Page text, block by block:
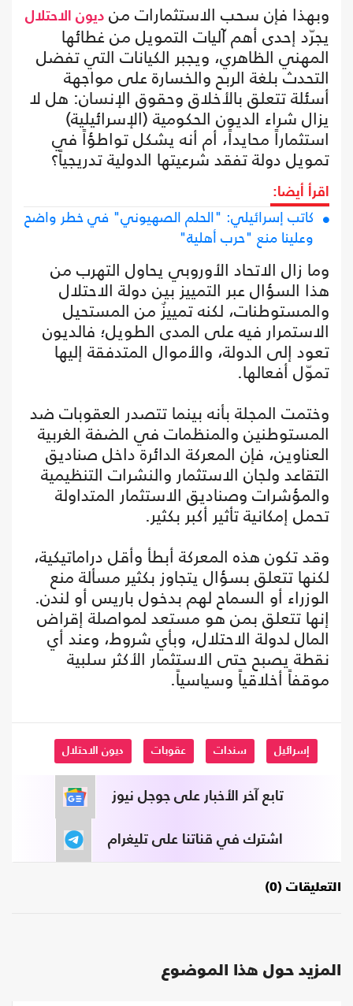
وبهذا فإن سحب الاستثمارات من ديون الاحتلال
يجرّد إحدى أهم آليات التمويل من غطائها
المهني الظاهري، ويجبر الكيانات التي تفضل
التحدث بلغة الربح والخسارة على مواجهة
أسئلة تتعلق بالأخلاق وحقوق الإنسان: هل لا
يزال شراء الديون الحكومية (الإسرائيلية)
استثماراً محايداً، أم أنه يشكل تواطؤاً في
تمويل دولة تفقد شرعيتها الدولية تدريجياً؟
اقرأ أيضا:
كاتب إسرائيلي: "الحلم الصهيوني" في خطر واضح
وعلينا منع "حرب أهلية"
وما زال الاتحاد الأوروبي يحاول التهرب من
هذا السؤال عبر التمييز بين دولة الاحتلال
والمستوطنات، لكنه تمييزٌ من المستحيل
الاستمرار فيه على المدى الطويل؛ فالديون
تعود إلى الدولة، والأموال المتدفقة إليها
تموّل أفعالها.
وختمت المجلة بأنه بينما تتصدر العقوبات ضد
المستوطنين والمنظمات في الضفة الغربية
العناوين، فإن المعركة الدائرة داخل صناديق
التقاعد ولجان الاستثمار والنشرات التنظيمية
والمؤشرات وصناديق الاستثمار المتداولة
تحمل إمكانية تأثير أكبر بكثير.
وقد تكون هذه المعركة أبطأ وأقل دراماتيكية،
لكنها تتعلق بسؤال يتجاوز بكثير مسألة منع
الوزراء أو السماح لهم بدخول باريس أو لندن.
إنها تتعلق بمن هو مستعد لمواصلة إقراض
المال لدولة الاحتلال، وبأي شروط، وعند أي
نقطة يصبح حتى الاستثمار الأكثر سلبية
موقفاً أخلاقياً وسياسياً.
إسرائيل سندات عقوبات ديون الاحتلال
تابع آخر الأخبار على جوجل نيوز
اشترك في قناتنا على تليغرام
التعليقات (0)
المزيد حول هذا الموضوع